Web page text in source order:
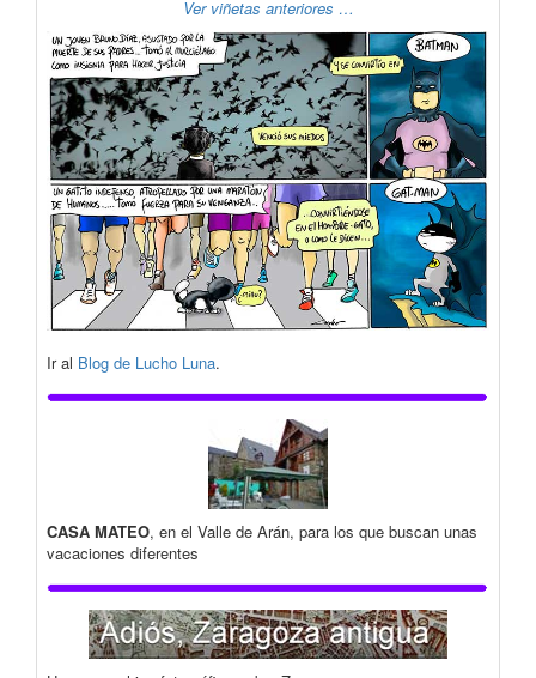
Ver viñetas anteriores …
Ir al Blog de Lucho Luna.
CASA MATEO, en el Valle de Arán, para los que buscan unas
vacaciones diferentes